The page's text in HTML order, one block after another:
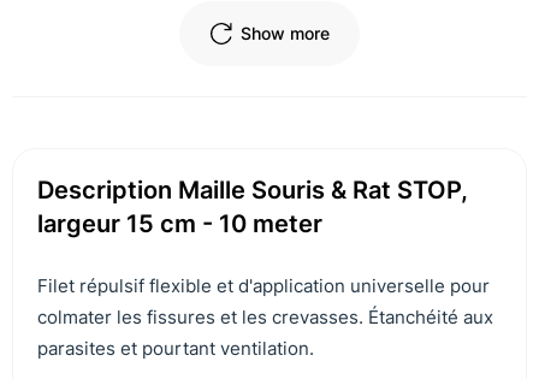
Show more
Description Maille Souris & Rat STOP,
largeur 15 cm - 10 meter
Filet répulsif flexible et d'application universelle pour
colmater les fissures et les crevasses. Étanchéité aux
parasites et pourtant ventilation.